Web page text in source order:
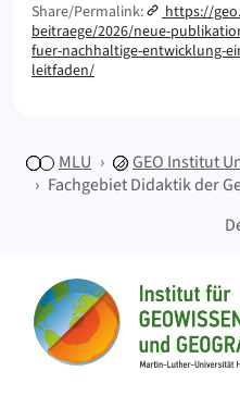
Share/Permalink:
https://
beitraege/2026/neue-
fuer-nachhaltige-entwicklung-
leitfaden/
MLU GEO Institut
Fachgebiet Didaktik der
Startseite